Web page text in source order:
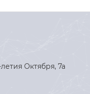
Октября, 7а